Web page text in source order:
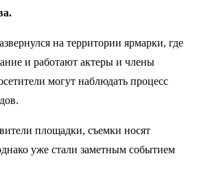
на территории ярмарки, где
и работают актеры и члены
могут наблюдать процесс
площадки, съемки носят
уже стали заметным событием